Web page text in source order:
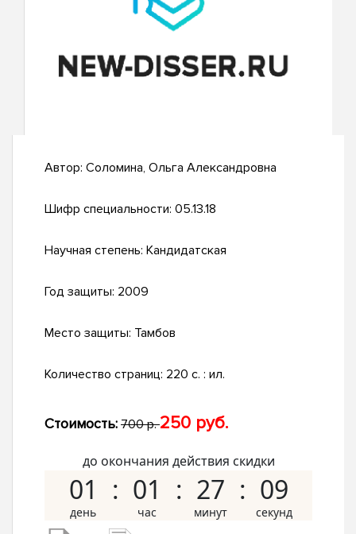
Автор: Соломина, Ольга Александровна
Шифр специальности: 05.13.18
Научная степень: Кандидатская
Год защиты: 2009
Место защиты: Тамбов
Количество страниц: 220 с. : ил.
Стоимость: 700 р.250 руб.
до окончания действия скидки
01 01 27 08